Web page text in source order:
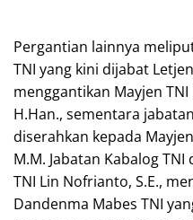
Pergantian lainnya
TNI yang kini dijabat
menggantikan Mayjen TNI
H.Han., sementara
diserahkan kepada
M.M. Jabatan Kabalog
TNI Lin Nofrianto, S.E.,
Dandenma Mabes TNI